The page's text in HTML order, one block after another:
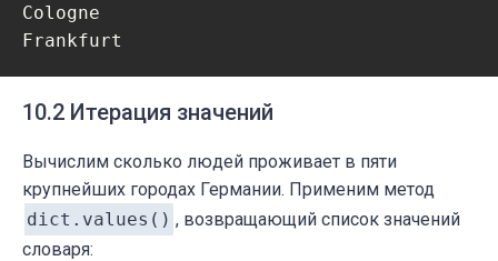
Cologne
Frankfurt
10.2 Итерация значений
Вычислим сколько людей проживает в пяти
крупнейших городах Германии. Применим метод
dict.values() , возвращающий список значений
словаря: